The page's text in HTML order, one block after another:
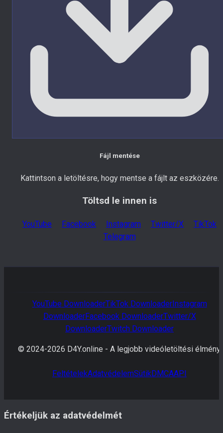
Fájl mentése
Kattintson a letöltésre, hogy mentse a fájlt az eszközére.
Töltsd le innen is
YouTube Facebook Instagram Twitter/X
TikTok
Telegram
YouTube DownloaderTikTok DownloaderInstagram
DownloaderFacebook DownloaderTwitter/X
DownloaderTwitch Downloader
© 2024-2026 D4Y.online - A legjobb videóletöltési élmény.
FeltételekAdatvédelemSütikDMCAAPI
Értékeljük az adatvédelmét